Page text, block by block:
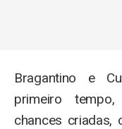
Bragantino e
primeiro
chances criadas,